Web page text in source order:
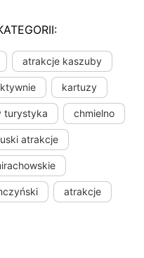
atrakcje kaszuby
kartuzy
turystyka chmielno
atrakcje
atrakcje